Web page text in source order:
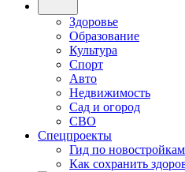
Здоровье
Образование
Культура
Спорт
Авто
Недвижимость
Сад и огород
СВО
Спецпроекты
Гид по новостройкам
Как сохранить